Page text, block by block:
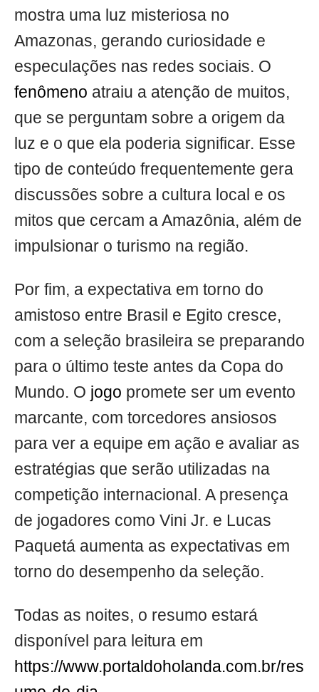
mostra uma luz misteriosa no
Amazonas, gerando curiosidade e
especulações nas redes sociais. O
fenômeno atraiu a atenção de muitos,
que se perguntam sobre a origem da
luz e o que ela poderia significar. Esse
tipo de conteúdo frequentemente gera
discussões sobre a cultura local e os
mitos que cercam a Amazônia, além de
impulsionar o turismo na região.
Por fim, a expectativa em torno do
amistoso entre Brasil e Egito cresce,
com a seleção brasileira se preparando
para o último teste antes da Copa do
Mundo. O jogo promete ser um evento
marcante, com torcedores ansiosos
para ver a equipe em ação e avaliar as
estratégias que serão utilizadas na
competição internacional. A presença
de jogadores como Vini Jr. e Lucas
Paquetá aumenta as expectativas em
torno do desempenho da seleção.
Todas as noites, o resumo estará
disponível para leitura em
https://www.portaldoholanda.com.br/res